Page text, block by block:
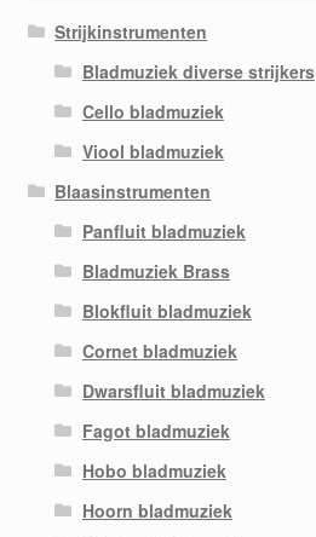
Strijkinstrumenten
Bladmuziek diverse strijkers
Cello bladmuziek
Viool bladmuziek
Blaasinstrumenten
Panfluit bladmuziek
Bladmuziek Brass
Blokfluit bladmuziek
Cornet bladmuziek
Dwarsfluit bladmuziek
Fagot bladmuziek
Hobo bladmuziek
Hoorn bladmuziek